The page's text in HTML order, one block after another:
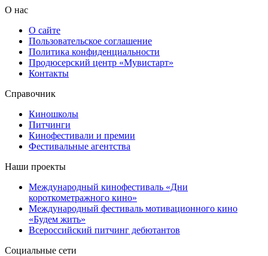
О нас
О сайте
Пользовательское соглашение
Политика конфиденциальности
Продюсерский центр «Мувистарт»
Контакты
Справочник
Киношколы
Питчинги
Кинофестивали и премии
Фестивальные агентства
Наши проекты
Международный кинофестиваль «Дни
короткометражного кино»
Международный фестиваль мотивационного кино
«Будем жить»
Всероссийский питчинг дебютантов
Социальные сети